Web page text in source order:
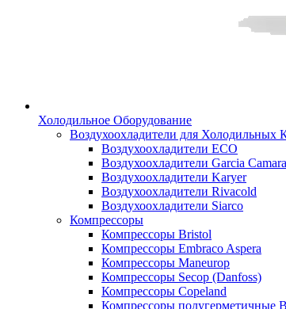
Холодильное Оборудование
Воздухоохладители для
Воздухоохладители ECO
Воздухоохладители Garcia Camara
Воздухоохладители Karyer
Воздухоохладители Rivacold
Воздухоохладители Siarco
Компрессоры
Компрессоры Bristol
Компрессоры Embraco Aspera
Компрессоры Maneurop
Компрессоры Secop (Danfoss)
Компрессоры Copeland
Компрессоры полугерметичные